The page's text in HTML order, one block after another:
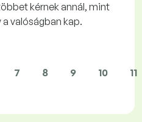
kérnek annál, mint
valóságban kap.
7 8 9 10 11